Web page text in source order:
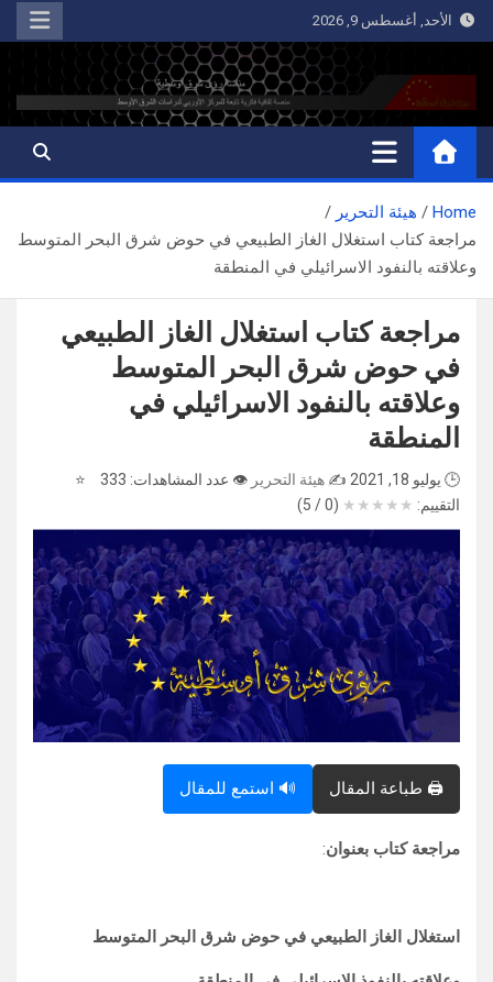
Skip
to
الأحد, أغسطس 9, 2026
رؤى شرق أوسطية
منصة ثقافية فكرية تابعة للمركز الأوربي لدراسات الشرق الأوسط
Home
هيئة التحرير
مراجعة كتاب استغلال الغاز الطبيعي في حوض شرق البحر المتوسط
وعلاقته بالنفود الاسرائيلي في المنطقة
مراجعة كتاب استغلال الغاز الطبيعي
في حوض شرق البحر المتوسط
وعلاقته بالنفود الاسرائيلي في
المنطقة
🕒 يوليو 18, 2021 ✍️ هيئة التحرير 👁️ عدد المشاهدات: 333
⭐
التقييم: ★
★
★
★
★
(0 / 5)
🖨️ طباعة المقال 🔊 استمع للمقال
مراجعة كتاب بعنوان:
استغلال الغاز الطبيعي في حوض شرق البحر المتوسط